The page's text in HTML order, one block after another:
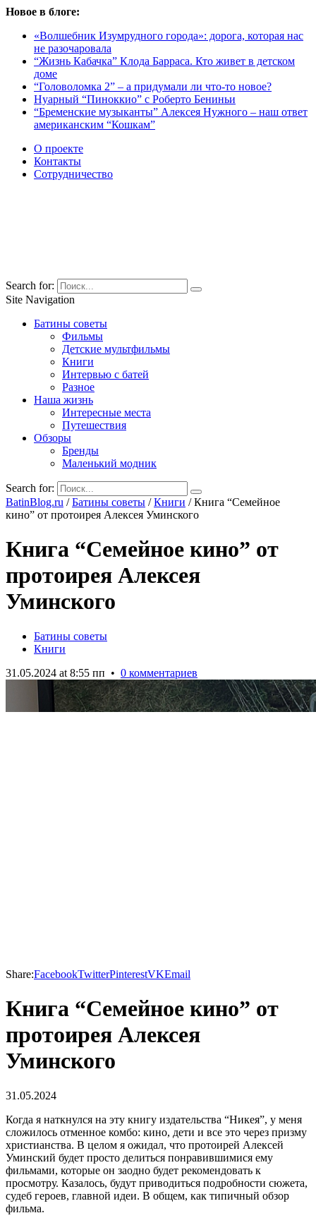
Новое в блоге:
«Волшебник Изумрудного города»: дорога, которая нас
не разочаровала
“Жизнь Кабачка” Клода Барраса. Кто живет в детском
доме
“Головоломка 2” – а придумали ли что-то новое?
Нуарный “Пиноккио” с Роберто Бениньи
“Бременские музыканты” Алексея Нужного – наш ответ
американским “Кошкам”
О проекте
Контакты
Сотрудничество
Search for:
Site Navigation
Батины советы
Фильмы
Детские мультфильмы
Книги
Интервью с батей
Разное
Наша жизнь
Интересные места
Путешествия
Обзоры
Бренды
Маленький модник
Search for:
BatinBlog.ru /Батины советы /Книги /Книга “Семейное
кино” от протоирея Алексея Уминского
Книга “Семейное кино” от
протоирея Алексея
Уминского
Батины советы
Книги
31.05.2024 at 8:55 пп • 0 комментариев
Share:FacebookTwitterPinterestVKEmail
Книга “Семейное кино” от
протоирея Алексея
Уминского
31.05.2024
Когда я наткнулся на эту книгу издательства “Никея”, у меня
сложилось отменное комбо: кино, дети и все это через призму
христианства. В целом я ожидал, что протоирей Алексей
Уминский будет просто делиться понравившимися ему
фильмами, которые он заодно будет рекомендовать к
просмотру. Казалось, будут приводиться подробности сюжета,
судеб героев, главной идеи. В общем, как типичный обзор
фильма.